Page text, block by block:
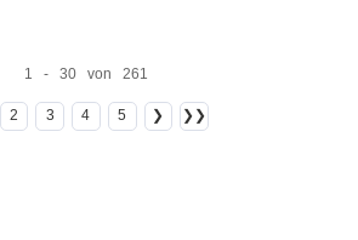
1 - 30 von 261
2 3 4 5 ❯ ❯❯